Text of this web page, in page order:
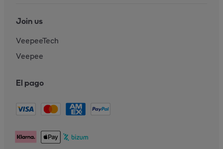
Join us
VeepeeTech
Veepee
El pago